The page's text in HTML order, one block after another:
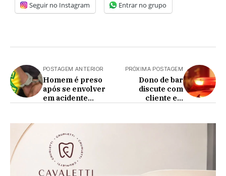
Seguir no Instagram Entrar no grupo
POSTAGEM ANTERIOR
Homem é preso
após se envolver
em acidente
PRÓXIMA POSTAGEM
Dono de bar
discute com
cliente e é
cabeça